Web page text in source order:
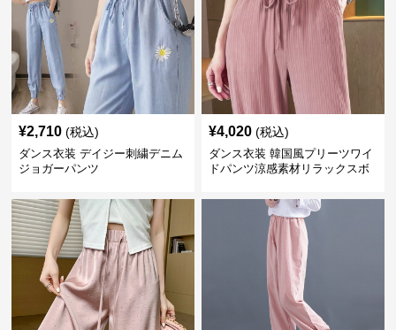
¥2,710 (税込)
ダンス衣装 デイジー刺繍デニム
ジョガーパンツ
¥4,020 (税込)
ダンス衣装 韓国風プリーツワイ
ドパンツ涼感素材リラックスボ